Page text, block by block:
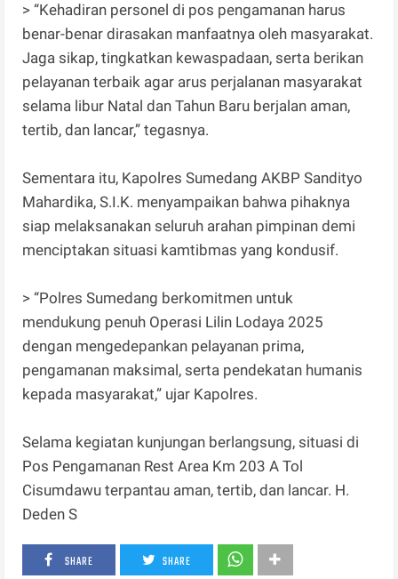
> “Kehadiran personel di pos pengamanan harus
benar-benar dirasakan manfaatnya oleh masyarakat.
Jaga sikap, tingkatkan kewaspadaan, serta berikan
pelayanan terbaik agar arus perjalanan masyarakat
selama libur Natal dan Tahun Baru berjalan aman,
tertib, dan lancar,” tegasnya.
Sementara itu, Kapolres Sumedang AKBP Sandityo
Mahardika, S.I.K. menyampaikan bahwa pihaknya
siap melaksanakan seluruh arahan pimpinan demi
menciptakan situasi kamtibmas yang kondusif.
> “Polres Sumedang berkomitmen untuk
mendukung penuh Operasi Lilin Lodaya 2025
dengan mengedepankan pelayanan prima,
pengamanan maksimal, serta pendekatan humanis
kepada masyarakat,” ujar Kapolres.
Selama kegiatan kunjungan berlangsung, situasi di
Pos Pengamanan Rest Area Km 203 A Tol
Cisumdawu terpantau aman, tertib, dan lancar. H.
Deden S
SHARE SHARE